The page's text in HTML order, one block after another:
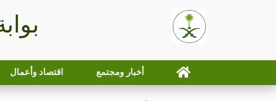
أخبار ومجتمع اقتصاد وأعمال